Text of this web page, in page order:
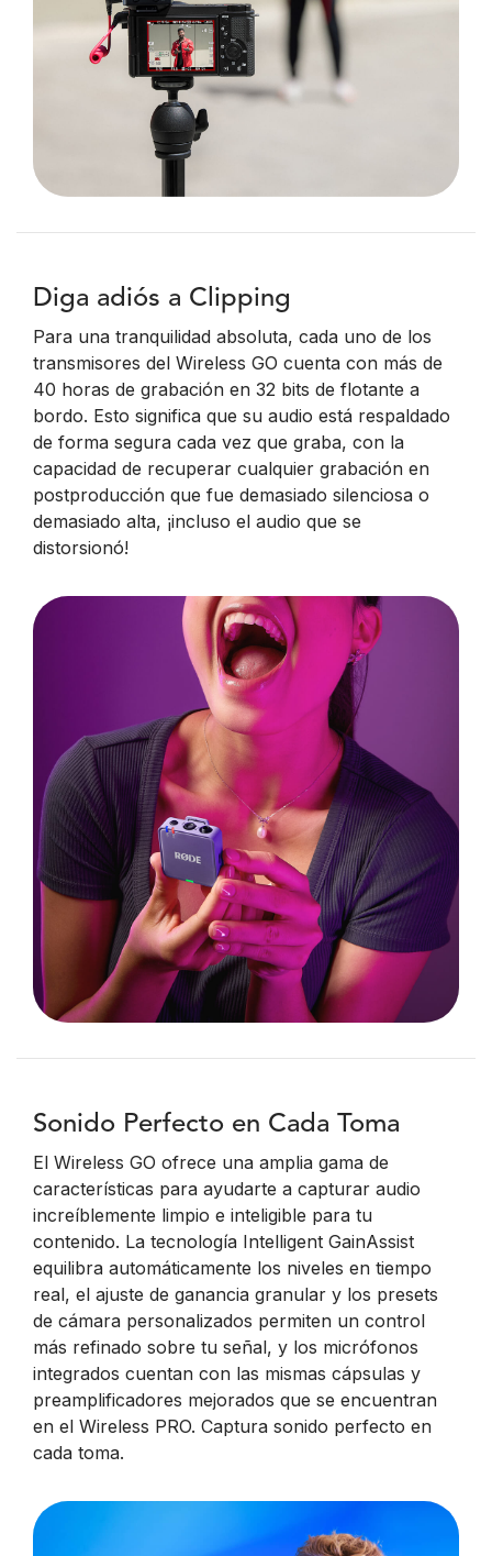
Diga adiós a Clipping
Para una tranquilidad absoluta, cada uno de los
transmisores del Wireless GO cuenta con más de
40 horas de grabación en 32 bits de flotante a
bordo. Esto significa que su audio está respaldado
de forma segura cada vez que graba, con la
capacidad de recuperar cualquier grabación en
postproducción que fue demasiado silenciosa o
demasiado alta, ¡incluso el audio que se
distorsionó!
Sonido Perfecto en Cada Toma
El Wireless GO ofrece una amplia gama de
características para ayudarte a capturar audio
increíblemente limpio e inteligible para tu
contenido. La tecnología Intelligent GainAssist
equilibra automáticamente los niveles en tiempo
real, el ajuste de ganancia granular y los presets
de cámara personalizados permiten un control
más refinado sobre tu señal, y los micrófonos
integrados cuentan con las mismas cápsulas y
preamplificadores mejorados que se encuentran
en el Wireless PRO. Captura sonido perfecto en
cada toma.